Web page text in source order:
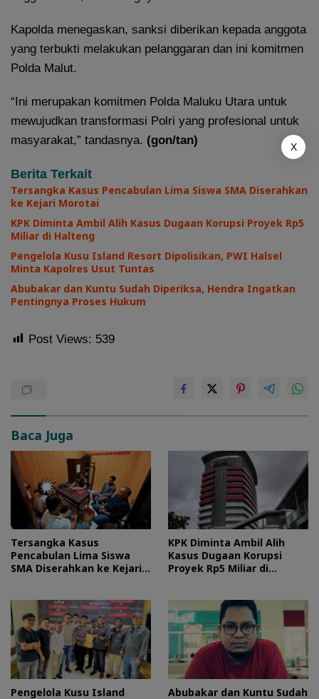
Kapolda menegaskan, sanksi diberikan kepada anggota
yang terbukti melakukan pelanggaran dan ini komitmen
Polda Malut.
“Ini merupakan komitmen Polda Maluku Utara untuk
mewujudkan transformasi Polri yang profesional untuk
masyarakat,” tandasnya. (gon/tan)
Berita Terkait
Tersangka Kasus Pencabulan Lima Siswa SMA Diserahkan
ke Kejari Morotai
KPK Diminta Ambil Alih Kasus Dugaan Korupsi Proyek Rp5
Miliar di Halteng
Pengelola Kusu Island Resort Dipolisikan, PWI Halsel
Minta Kapolres Usut Tuntas
Abubakar dan Kuntu Sudah Diperiksa, Hendra Ingatkan
Pentingnya Proses Hukum
Post Views: 539
Baca Juga
Tersangka Kasus
Pencabulan Lima Siswa
SMA Diserahkan ke Kejari
KPK Diminta Ambil Alih
Kasus Dugaan Korupsi
Proyek Rp5 Miliar di
Pengelola Kusu Island
Abubakar dan Kuntu Sudah
X